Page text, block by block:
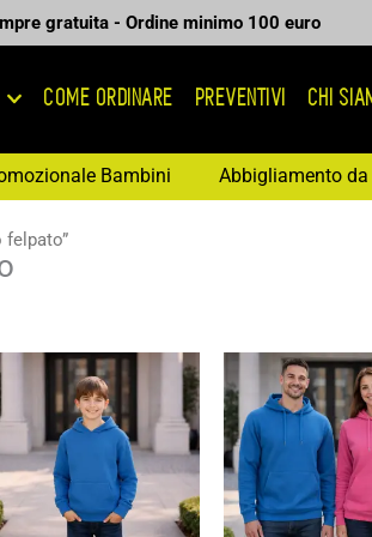
gratuita - Ordine minimo 100 euro
COME ORDINARE PREVENTIVI CHI
Bambini Abbigliamento
Fascia
di
prezzo:
da
9,90 €
14,14 €
di
da
a